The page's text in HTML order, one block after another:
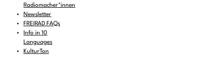
Radiomacher*innen
Newsletter
FREIRAD FAQs
Info in 10
Languages
KulturTon